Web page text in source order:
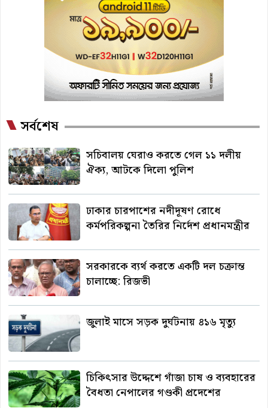
সর্বশেষ
সচিবালয় ঘেরাও করতে গেল ১১ দলীয়
ঐক্য, আটকে দিলো পুলিশ
ঢাকার চারপাশের নদীদূষণ রোধে
কর্মপরিকল্পনা তৈরির নির্দেশ প্রধানমন্ত্রীর
সরকারকে ব্যর্থ করতে একটি দল চক্রান্ত
চালাচ্ছে: রিজভী
জুলাই মাসে সড়ক দুর্ঘটনায় ৪১৬ মৃত্যু
চিকিৎসার উদ্দেশে গাঁজা চাষ ও ব্যবহারের
বৈধতা নেপালের গণ্ডকী প্রদেশের